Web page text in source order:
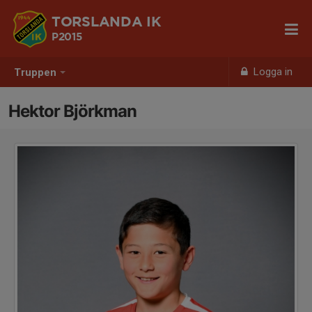
Truppen Logga in
TORSLANDA IK
P2015
Hektor Björkman